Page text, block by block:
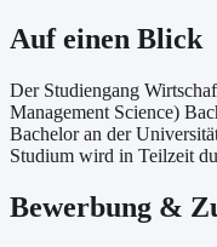
Auf einen Blick
Der Studiengang
Management Science)
Bachelor an der
Studium wird in Teilzeit
Bewerbung &